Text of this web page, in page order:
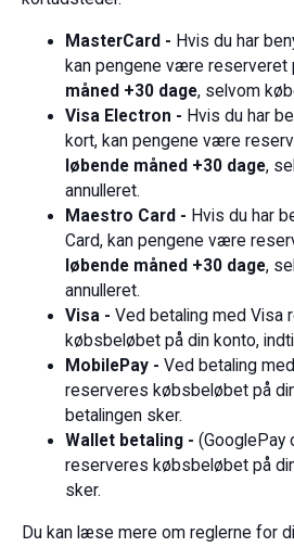
MasterCard - Hvis du har
kan pengene være reserveret
måned +30 dage, selvom
Visa Electron - Hvis du har
kort, kan pengene være
løbende måned +30 dage,
annulleret.
Maestro Card - Hvis du har
Card, kan pengene være
løbende måned +30 dage,
annulleret.
Visa - Ved betaling med Visa
købsbeløbet på din konto,
MobilePay - Ved betaling
reserveres købsbeløbet på
betalingen sker.
Wallet betaling - (GooglePay
reserveres købsbeløbet på
sker.
Du kan læse mere om reglerne for